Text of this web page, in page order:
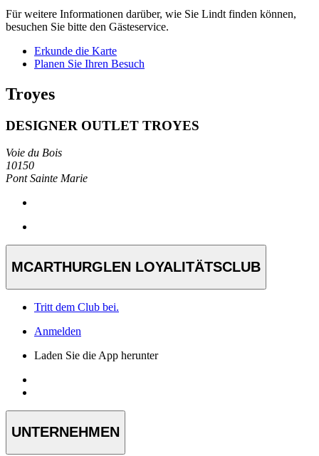
Für weitere Informationen darüber, wie Sie Lindt finden können,
besuchen Sie bitte den Gästeservice.
Erkunde die Karte
Planen Sie Ihren Besuch
Troyes
DESIGNER OUTLET TROYES
Voie du Bois
10150
Pont Sainte Marie
MCARTHURGLEN LOYALITÄTSCLUB
Tritt dem Club bei.
Anmelden
Laden Sie die App herunter
UNTERNEHMEN